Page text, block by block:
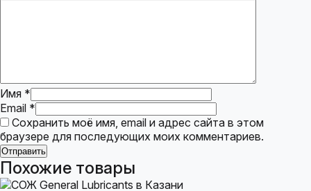
Имя *
Email *
Сохранить моё имя, email и адрес сайта в этом
браузере для последующих моих комментариев.
Похожие товары